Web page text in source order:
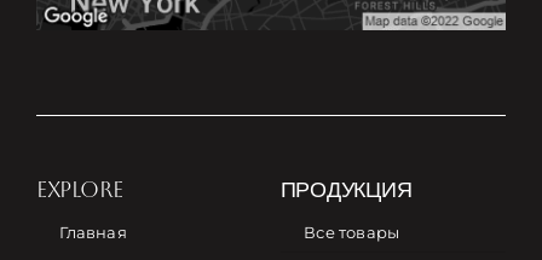
EXPLORE
Главная
ПРОДУКЦИЯ
Все товары